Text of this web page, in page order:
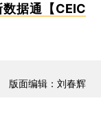
数据通【CEIC
版面编辑：刘春辉